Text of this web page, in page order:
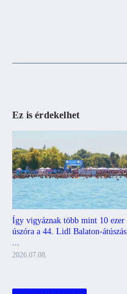
Ez is érdekelhet
Így vigyáznak több mint 10 ezer
úszóra a 44. Lidl Balaton-átúszás
...
2026.07.08.